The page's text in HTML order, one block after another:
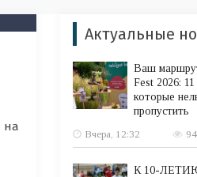
на
Актуальные
Ваш
Fest 2026:
которые
пропустить
Вчера, 12:32
94
К 10-